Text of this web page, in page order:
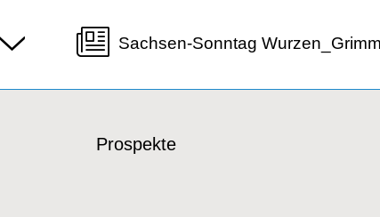
Sachsen-Sonntag
Prospekte